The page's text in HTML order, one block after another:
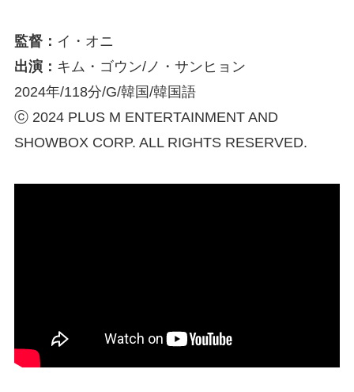
監督： イ・オニ
出演： キム・ゴウン/ノ・サンヒョン
2024年/118分/G/韓国/韓国語
ⓒ 2024 PLUS M ENTERTAINMENT AND
SHOWBOX CORP. ALL RIGHTS RESERVED.